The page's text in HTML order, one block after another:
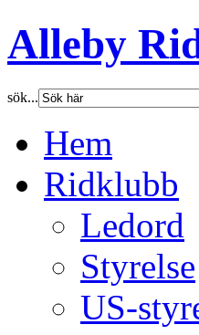
Alleby
sök...
Hem
Ridklubb
Ledord
Styrelse
US-